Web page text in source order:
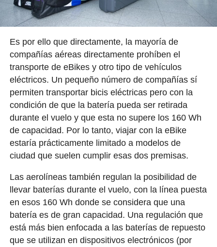
Es por ello que directamente, la mayoría de
compañías aéreas directamente prohíben el
transporte de eBikes y otro tipo de vehículos
eléctricos. Un pequeño número de compañías sí
permiten transportar bicis eléctricas pero con la
condición de que la batería pueda ser retirada
durante el vuelo y que esta no supere los 160 Wh
de capacidad. Por lo tanto, viajar con la eBike
estaría prácticamente limitado a modelos de
ciudad que suelen cumplir esas dos premisas.
Las aerolíneas también regulan la posibilidad de
llevar baterías durante el vuelo, con la línea puesta
en esos 160 Wh donde se considera que una
batería es de gran capacidad. Una regulación que
está más bien enfocada a las baterías de repuesto
que se utilizan en dispositivos electrónicos (por